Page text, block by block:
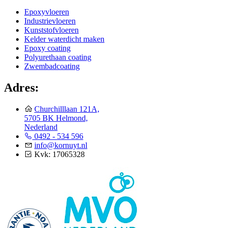
Epoxyvloeren
Industrievloeren
Kunststofvloeren
Kelder waterdicht maken
Epoxy coating
Polyurethaan coating
Zwembadcoating
Adres:
Churchilllaan 121A,
5705 BK Helmond,
Nederland
0492 - 534 596
info@kornuyt.nl
Kvk: 17065328